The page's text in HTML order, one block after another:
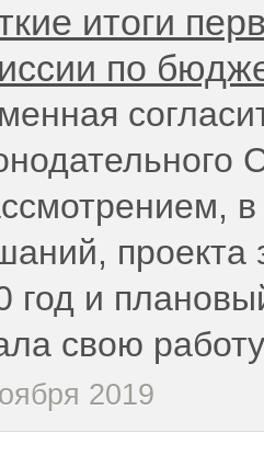
итоги
по
проекта
год и
свою работу
2019